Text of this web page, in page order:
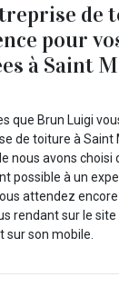
de
pour
à Saint
que Brun Luigi
de toiture à Saint
nous avons choisi
possible à un
attendez
rendant sur le
son mobile.